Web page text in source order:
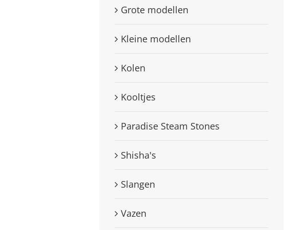
Grote modellen
Kleine modellen
Kolen
Kooltjes
Paradise Steam Stones
Shisha's
Slangen
Vazen